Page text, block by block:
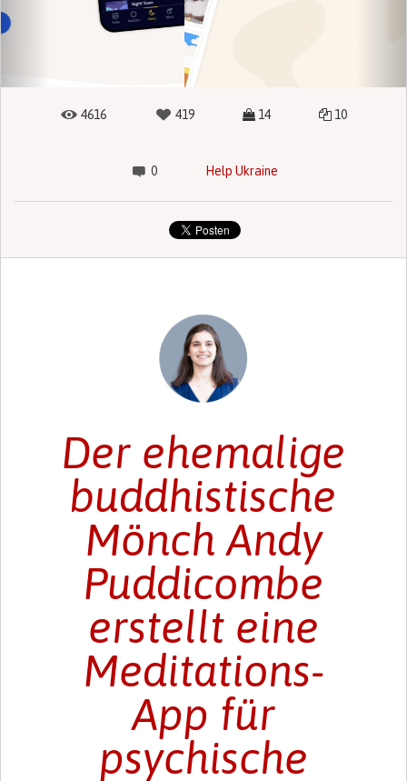
4616 419 14 10
0 Help Ukraine
Der ehemalige
buddhistische
Mönch Andy
Puddicombe
erstellt eine
Meditations-
App für
psychische